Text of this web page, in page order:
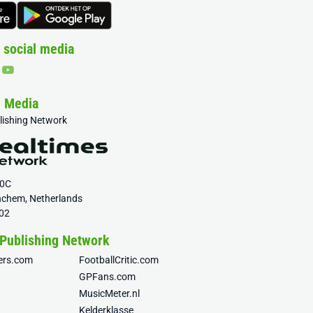
media
Media
Network
Netherlands
Network
FootballCritic.com
GPFans.com
MusicMeter.nl
Kelderklasse